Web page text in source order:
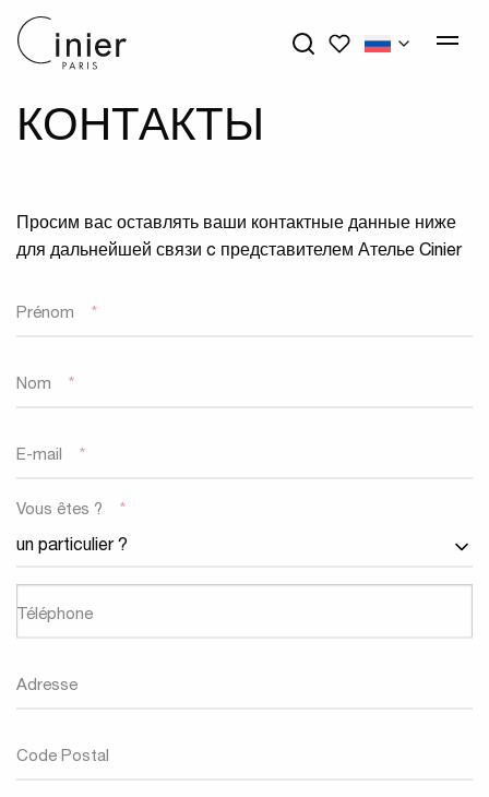
My wishlists
КОНТАКТЫ
Просим вас оставлять ваши контактные данные ниже
для дальнейшей связи c представителем Ателье Cinier
Prénom *
Nom *
E-mail *
Vous êtes ? *
Téléphone
Adresse
Code Postal